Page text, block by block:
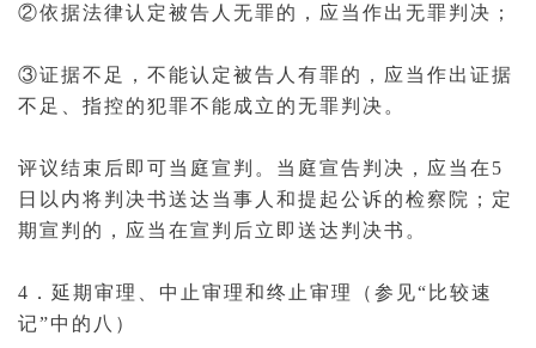
②依据法律认定被告人无罪的，应当作出无罪判决 ；
③证据不足，不能认定被告人有罪的，应当作出证据
不足、指控的犯罪不能成立的无罪判决。
评议结束后即可当庭宣判 。当庭宣告判决，应当在5
日以内将判决书送达当事人和提起公诉的检察院；定
期宣判的，应当在宣判后立即送达判决书。
4．延期审理、中止审理和终止审理（参见“比较速
记”中的八）